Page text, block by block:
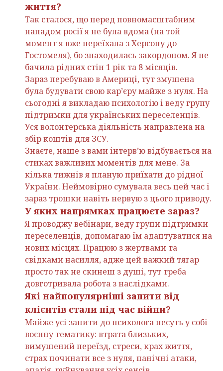
життя?
Так сталося, що перед повномасштабним
нападом росії я не була вдома (на той
момент я вже переїхала з Херсону до
Гостомеля), бо знаходилась закордоном. Я не
бачила рідних стін 1 рік та 8 місяців.
Зараз перебуваю в Америці, тут змушена
була будувати свою кар’єру майже з нуля. На
сьогодні я викладаю психологію і веду групу
підтримки для українських переселенців.
Уся волонтерська діяльність направлена на
збір коштів для ЗСУ.
Знаєте, наше з вами інтерв’ю відбувається на
стиках важливих моментів для мене. За
кілька тижнів я планую приїхати до рідної
України. Неймовірно сумувала весь цей час і
зараз трошки навіть нервую з цього приводу.
У яких напрямках працюєте зараз?
Я проводжу вебінари, веду групи підтримки
переселенців, допомагаю їм адаптуватися на
нових місцях. Працюю з жертвами та
свідками насилля, адже цей важкий тягар
просто так не скинеш з душі, тут треба
довготривала робота з наслідками.
Які найпопулярніші запити від
клієнтів стали під час війни?
Майже усі запити до психолога несуть у собі
воєнну тематику: втрата близьких,
вимушений переїзд, стреси, крах життя,
страх починати все з нуля, панічні атаки,